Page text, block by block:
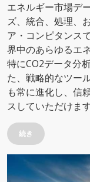
エネルギー市場デ
ズ、統合、処理、
ア・コンピタンス
界中のあらゆるエ
特にCO2データ分
た、戦略的なツー
も常に進化し、信
スしていただけます
続き